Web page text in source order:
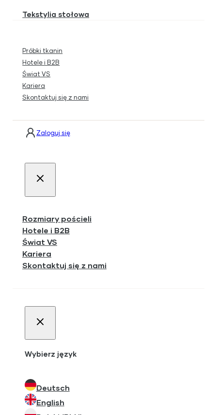
Tekstylia stołowa
Próbki tkanin
Hotele i B2B
Świat VS
Kariera
Skontaktuj się z nami
Zaloguj się
Rozmiary pościeli
Hotele i B2B
Świat VS
Kariera
Skontaktuj się z nami
Wybierz język
Deutsch
English